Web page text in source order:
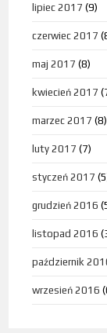
lipiec 2017 (9)
czerwiec 2017
maj 2017 (8)
kwiecień 2017
marzec 2017 (8)
luty 2017 (7)
styczeń 2017
grudzień 2016
listopad 2016
październik
wrzesień 2016